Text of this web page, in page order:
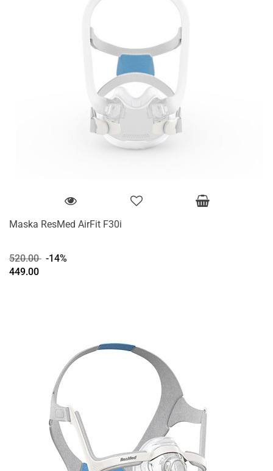
Maska ResMed AirFit F30i
520.00 -14%
449.00